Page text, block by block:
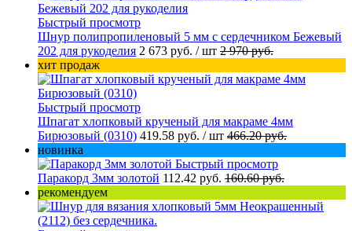
Быстрый просмотр
Шнур полипропиленовый 5 мм с сердечником Бежевый
202 для рукоделия 2 673 руб. / шт 2 970 руб.
хит продаж
Быстрый просмотр
Шпагат хлопковый крученый для макраме 4мм
Бирюзовый (0310) 419.58 руб. / шт 466.20 руб.
новинка
Быстрый просмотр
Паракорд 3мм золотой 112.42 руб. 160.60 руб.
рекомендуем